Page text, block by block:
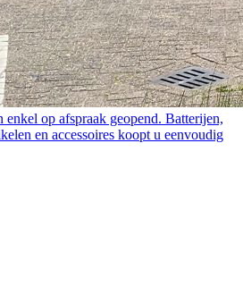
enkel op afspraak geopend. Batterijen,
en accessoires koopt u eenvoudig